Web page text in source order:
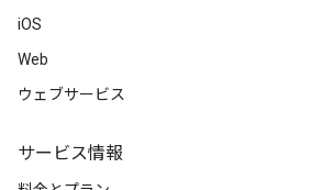
iOS
Web
ウェブサービス
サービス情報